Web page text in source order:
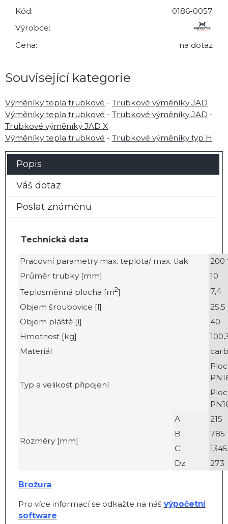
Kód:
0186-0057
Výrobce:
Cena:
na dotaz
Související kategorie
Výměníky tepla trubkové - Trubkové výměníky JAD
Výměníky tepla trubkové - Trubkové výměníky JAD -
Trubkové výměníky JAD X
Výměníky tepla trubkové - Trubkové výměníky typ H
Popis
Váš dotaz
Poslat známénu
Technická data
Pracovní parametry max. teplota/ max. tlak
200
Průměr trubky [mm]
10
Teplosměnná plocha [m2]
7,4
Objem šroubovice [l]
25,5
Objem pláště [l]
40
Hmotnost [kg]
Materiál
Typ a velikost připojení
Rozměry [mm]
A
215
B
785
C
1345
Dz
273
Brožura
Pro více informací se odkažte na náš výpočetní
software